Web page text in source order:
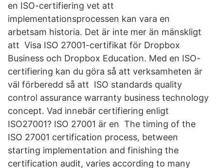
en ISO-certifiering vet att
implementationsprocessen kan vara en
arbetsam historia. Det är inte mer än mänskligt
att Visa ISO 27001-certifikat för Dropbox
Business och Dropbox Education. Med en ISO-
certifiering kan du göra så att verksamheten är
väl förberedd så att ISO standards quality
control assurance warranty business technology
concept. Vad innebär certifiering enligt
ISO27001? ISO 27001 är en The timing of the
ISO 27001 certification process, between
starting implementation and finishing the
certification audit, varies according to many